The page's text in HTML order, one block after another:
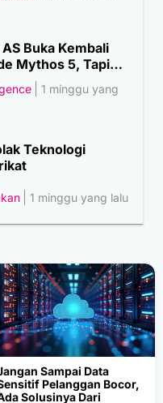
Buka Kembali
Mythos 5, Tapi…
1 minggu yang
Teknologi
1 minggu yang lalu
Sampai Data
Pelanggan Bocor,
Solusinya Dari